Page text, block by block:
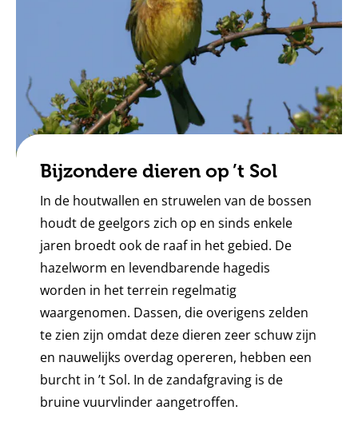
Bijzondere dieren op ’t Sol
In de houtwallen en struwelen van de bossen
houdt de geelgors zich op en sinds enkele
jaren broedt ook de raaf in het gebied. De
hazelworm en levendbarende hagedis
worden in het terrein regelmatig
waargenomen. Dassen, die overigens zelden
te zien zijn omdat deze dieren zeer schuw zijn
en nauwelijks overdag opereren, hebben een
burcht in ’t Sol. In de zandafgraving is de
bruine vuurvlinder aangetroffen.